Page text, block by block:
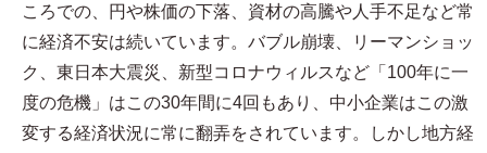
ころでの、円や株価の下落、資材の高騰や人手不足など常
に経済不安は続いています。バブル崩壊、リーマンショッ
ク、東日本大震災、新型コロナウィルスなど「100年に一
度の危機」はこの30年間に4回もあり、中小企業はこの激
変する経済状況に常に翻弄をされています。しかし地方経